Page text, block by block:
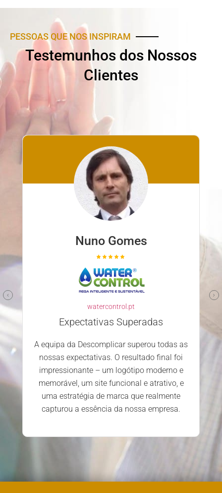
PESSOAS QUE NOS INSPIRAM
Testemunhos dos Nossos
Clientes
as
foi
e
Nuno Ferreira
familyclinic.pt
Parceiro confiável e competente
Escolher a Descomplicar.pt para
desenvolver o nosso site foi uma excelente
equipa mostrou-se profissional, atenciosa e
dedicada. Estamos extremamente
satisfeitos com o serviço prestado e os
resultados alcançados.